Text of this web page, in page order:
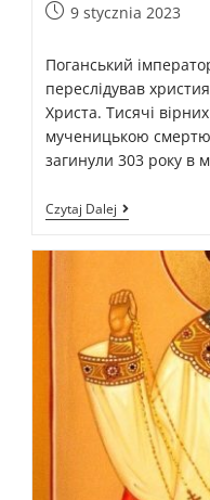
9 stycznia 2023
Поганський
переслідував
Христа. Тисячі
мученицькою
загинули 303 року в
Czytaj Dalej